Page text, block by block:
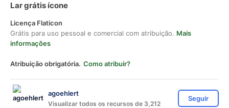
Lar grátis ícone
Licença Flaticon
Grátis para uso pessoal e comercial com atribuição. Mais
informações
Atribuição obrigatória. Como atribuir?
agoehlert
Visualizar todos os recursos de 3,212
Seguir